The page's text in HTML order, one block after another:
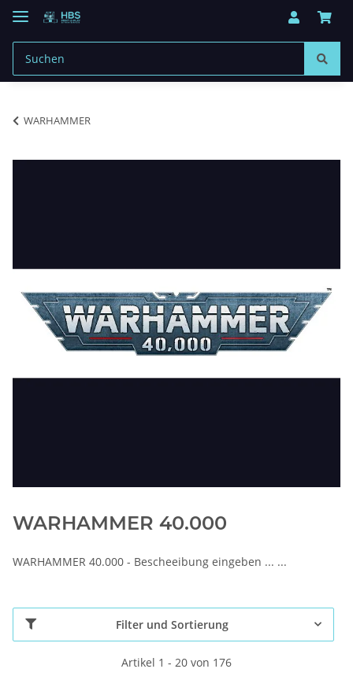
WARHAMMER
WARHAMMER 40.000
WARHAMMER 40.000 - Bescheeibung eingeben ... ...
Filter und Sortierung
Artikel 1 - 20 von 176